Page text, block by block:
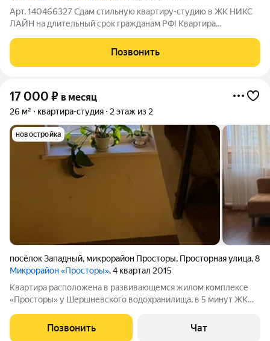
Арт. 140466327 Сдам стильную квартиру-студию в ЖК НИКС
ЛАЙН на длительный срок гражданам РФ! Квартира
комфортного проживания. Сделан дорогой качественный
ремонт. Идеально для студентов или пары.
Позвонить
17 000 ₽ в месяц
26 м² квартира-студия 2 этаж из 2
новостройка
посёлок Западный, микрорайон Просторы, Просторная улица,8
Микрорайон «Просторы», 4 квартал 2015
Квартира расположена в развивающемся жилом комплексе
«Просторы» у Шершневского водохранилища, в 5 минут ЖК
и хозяйственные магазины (Пятерочка, Монетка, Магнит,
Магнит Косметик, Жизнь Март),
Позвонить Чат